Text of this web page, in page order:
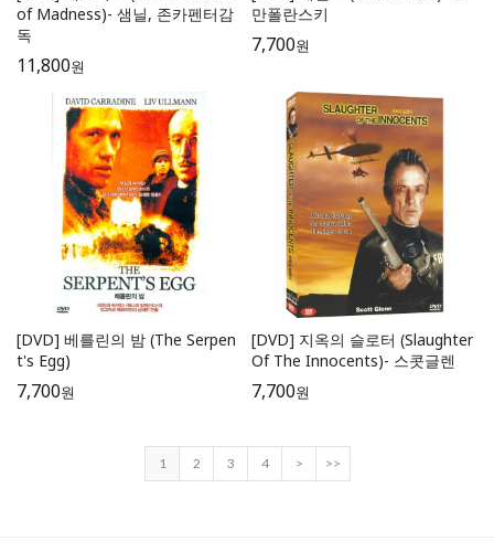
of Madness)- 샘닐, 존카펜터감
독
11,800원
만폴란스키
7,700원
[DVD] 베를린의 밤 (The Serpen
t's Egg)
7,700원
[DVD] 지옥의 슬로터 (Slaughter
Of The Innocents)- 스콧글렌
7,700원
1 2 3 4 > >>